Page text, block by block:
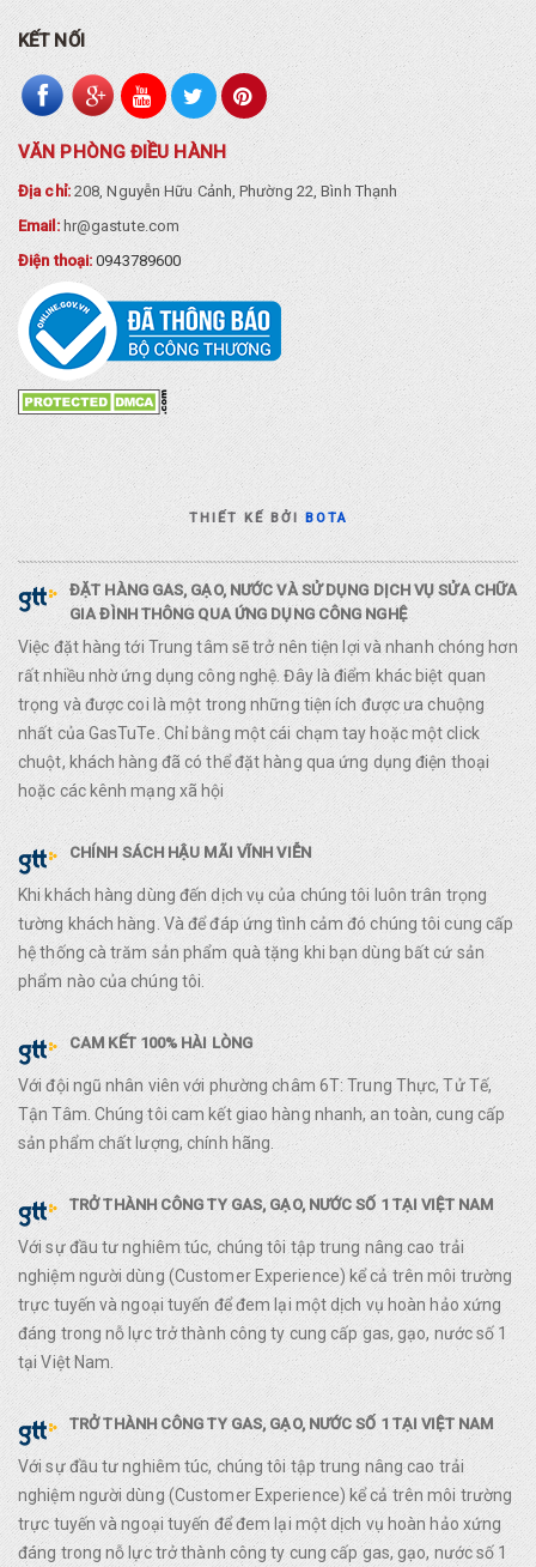
KẾT NỐI
VĂN PHÒNG ĐIỀU HÀNH
Địa chỉ:208, Nguyễn Hữu Cảnh, Phường 22, Bình Thạnh
Email: hr@gastute.com
Điện thoại:0943789600
THIẾT KẾ BỞIBOTA
ĐẶT HÀNG GAS, GẠO, NƯỚC VÀ SỬ DỤNG DỊCH VỤ SỬA CHỮA
GIA ĐÌNH THÔNG QUA ỨNG DỤNG CÔNG NGHỆ
Việc đặt hàng tới Trung tâm sẽ trở nên tiện lợi và nhanh chóng hơn
rất nhiều nhờ ứng dụng công nghệ. Đây là điểm khác biệt quan
trọng và được coi là một trong những tiện ích được ưa chuộng
nhất của GasTuTe. Chỉ bằng một cái chạm tay hoặc một click
chuột, khách hàng đã có thể đặt hàng qua ứng dụng điện thoại
hoặc các kênh mạng xã hội
CHÍNH SÁCH HẬU MÃI VĨNH VIỄN
Khi khách hàng dùng đến dịch vụ của chúng tôi luôn trân trọng
tường khách hàng. Và để đáp ứng tình cảm đó chúng tôi cung cấp
hệ thống cà trăm sản phẩm quà tặng khi bạn dùng bất cứ sản
phẩm nào của chúng tôi.
CAM KẾT 100% HÀI LÒNG
Với đội ngũ nhân viên với phường châm 6T: Trung Thực, Tử Tế,
Tận Tâm. Chúng tôi cam kết giao hàng nhanh, an toàn, cung cấp
sản phẩm chất lượng, chính hãng.
TRỞ THÀNH CÔNG TY GAS, GẠO, NƯỚC SỐ 1 TẠI VIỆT NAM
Với sự đầu tư nghiêm túc, chúng tôi tập trung nâng cao trải
nghiệm người dùng (Customer Experience) kể cả trên môi trường
trực tuyến và ngoại tuyến để đem lại một dịch vụ hoàn hảo xứng
đáng trong nỗ lực trở thành công ty cung cấp gas, gạo, nước số 1
tại Việt Nam.
TRỞ THÀNH CÔNG TY GAS, GẠO, NƯỚC SỐ 1 TẠI VIỆT NAM
Với sự đầu tư nghiêm túc, chúng tôi tập trung nâng cao trải
nghiệm người dùng (Customer Experience) kể cả trên môi trường
trực tuyến và ngoại tuyến để đem lại một dịch vụ hoàn hảo xứng
đáng trong nỗ lực trở thành công ty cung cấp gas, gạo, nước số 1